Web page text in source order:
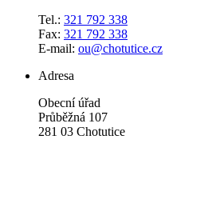
Tel.: 321 792 338
Fax: 321 792 338
E-mail: ou@chotutice.cz
Adresa
Obecní úřad
Průběžná 107
281 03 Chotutice